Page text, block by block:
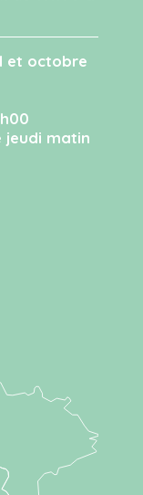
et octobre
jeudi matin